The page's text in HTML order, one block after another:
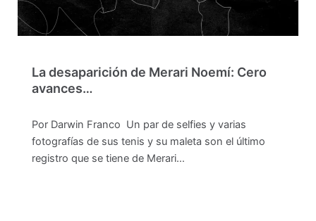
La desaparición de Merari Noemí: Cero
avances…
Por Darwin Franco Un par de selfies y varias
fotografías de sus tenis y su maleta son el último
registro que se tiene de Merari…